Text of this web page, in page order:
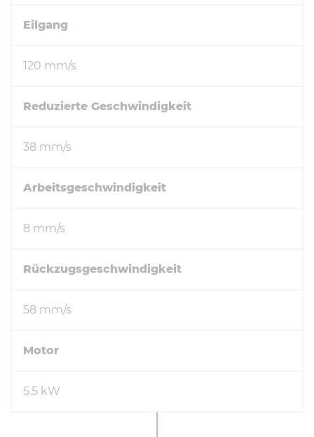
Eilgang
120 mm/s
Reduzierte Geschwindigkeit
38 mm/s
Arbeitsgeschwindigkeit
8 mm/s
Rückzugsgeschwindigkeit
58 mm/s
Motor
5.5 kW